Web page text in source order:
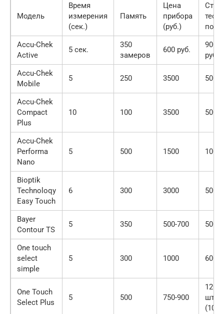
Модель
Время
измерения
(сек.)
Память
Цена
прибора
(руб.)
Accu-Chek
Active
5 сек.
350
замеров
600 руб.
900-
руб.
Accu-Chek
Mobile
5 250 3500 500
Accu-Chek
Compact
Plus
10 100 3500 500
Accu-Chek
Performa
Nano
5 500 1500 1000
Bioptik
Technoloqy
Easy Touch
6 300 3000 500
Bayer
Contour TS
5 350 500-700 500
One touch
select
simple
5 300 1000 600
One Touch
Select Plus
5 500 750-900
1200
шт.),
(100